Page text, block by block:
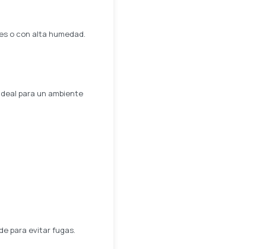
o con alta humedad.
para un ambiente
para evitar fugas.